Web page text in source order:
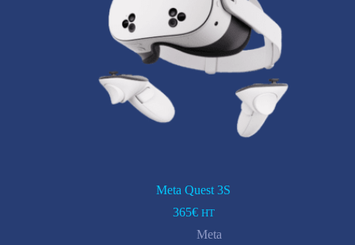
Meta Quest 3S
365€ HT
Meta